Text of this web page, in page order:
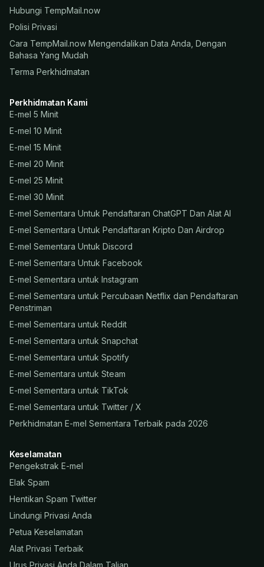
Hubungi TempMail.now
Polisi Privasi
Cara TempMail.now Mengendalikan Data Anda, Dengan
Bahasa Yang Mudah
Terma Perkhidmatan
Perkhidmatan Kami
E-mel 5 Minit
E-mel 10 Minit
E-mel 15 Minit
E-mel 20 Minit
E-mel 25 Minit
E-mel 30 Minit
E-mel Sementara Untuk Pendaftaran ChatGPT Dan Alat AI
E-mel Sementara Untuk Pendaftaran Kripto Dan Airdrop
E-mel Sementara Untuk Discord
E-mel Sementara Untuk Facebook
E-mel Sementara untuk Instagram
E-mel Sementara untuk Percubaan Netflix dan Pendaftaran
Penstriman
E-mel Sementara untuk Reddit
E-mel Sementara untuk Snapchat
E-mel Sementara untuk Spotify
E-mel Sementara untuk Steam
E-mel Sementara untuk TikTok
E-mel Sementara untuk Twitter / X
Perkhidmatan E-mel Sementara Terbaik pada 2026
Keselamatan
Pengekstrak E-mel
Elak Spam
Hentikan Spam Twitter
Lindungi Privasi Anda
Petua Keselamatan
Alat Privasi Terbaik